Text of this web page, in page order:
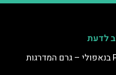
לדעת
Palazzo dello Spagnolo בנאפולי – גרם המדרגות